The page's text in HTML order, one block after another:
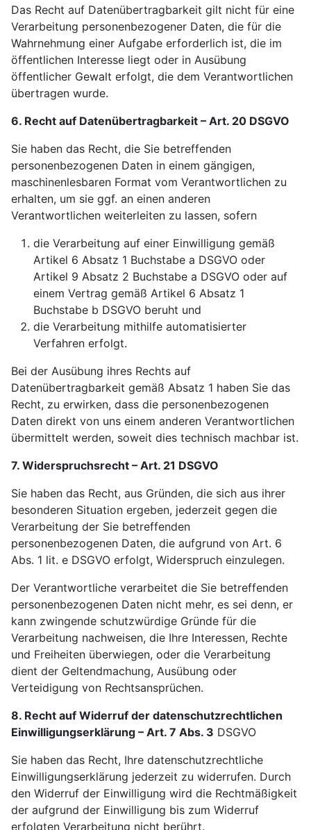
Das Recht auf Datenübertragbarkeit gilt nicht für eine
Verarbeitung personenbezogener Daten, die für die
Wahrnehmung einer Aufgabe erforderlich ist, die im
öffentlichen Interesse liegt oder in Ausübung
öffentlicher Gewalt erfolgt, die dem Verantwortlichen
übertragen wurde.
6. Recht auf Datenübertragbarkeit – Art. 20 DSGVO
Sie haben das Recht, die Sie betreffenden
personenbezogenen Daten in einem gängigen,
maschinenlesbaren Format vom Verantwortlichen zu
erhalten, um sie ggf. an einen anderen
Verantwortlichen weiterleiten zu lassen, sofern
die Verarbeitung auf einer Einwilligung gemäß
Artikel 6 Absatz 1 Buchstabe a DSGVO oder
Artikel 9 Absatz 2 Buchstabe a DSGVO oder auf
einem Vertrag gemäß Artikel 6 Absatz 1
Buchstabe b DSGVO beruht und
die Verarbeitung mithilfe automatisierter
Verfahren erfolgt.
Bei der Ausübung ihres Rechts auf
Datenübertragbarkeit gemäß Absatz 1 haben Sie das
Recht, zu erwirken, dass die personenbezogenen
Daten direkt von uns einem anderen Verantwortlichen
übermittelt werden, soweit dies technisch machbar ist.
7. Widerspruchsrecht – Art. 21 DSGVO
Sie haben das Recht, aus Gründen, die sich aus ihrer
besonderen Situation ergeben, jederzeit gegen die
Verarbeitung der Sie betreffenden
personenbezogenen Daten, die aufgrund von Art. 6
Abs. 1 lit. e DSGVO erfolgt, Widerspruch einzulegen.
Der Verantwortliche verarbeitet die Sie betreffenden
personenbezogenen Daten nicht mehr, es sei denn, er
kann zwingende schutzwürdige Gründe für die
Verarbeitung nachweisen, die Ihre Interessen, Rechte
und Freiheiten überwiegen, oder die Verarbeitung
dient der Geltendmachung, Ausübung oder
Verteidigung von Rechtsansprüchen.
8. Recht auf Widerruf der datenschutzrechtlichen
Einwilligungserklärung – Art. 7 Abs. 3 DSGVO
Sie haben das Recht, Ihre datenschutzrechtliche
Einwilligungserklärung jederzeit zu widerrufen. Durch
den Widerruf der Einwilligung wird die Rechtmäßigkeit
der aufgrund der Einwilligung bis zum Widerruf
erfolgten Verarbeitung nicht berührt.